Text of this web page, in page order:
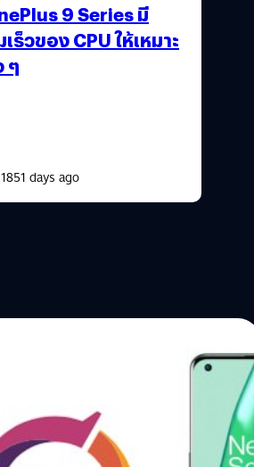
9 Series มี
ร็วของ CPU ให้เหมาะ
ๆ
days ago
คะแนนทดสอบกล้องเรือธง
ผยผลการทดสอบกล้องหลังของสมาร์ต